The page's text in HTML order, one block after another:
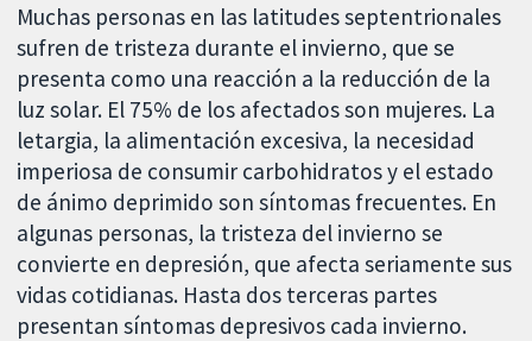
Muchas personas en las latitudes septentrionales
sufren de tristeza durante el invierno, que se
presenta como una reacción a la reducción de la
luz solar. El 75% de los afectados son mujeres. La
letargia, la alimentación excesiva, la necesidad
imperiosa de consumir carbohidratos y el estado
de ánimo deprimido son síntomas frecuentes. En
algunas personas, la tristeza del invierno se
convierte en depresión, que afecta seriamente sus
vidas cotidianas. Hasta dos terceras partes
presentan síntomas depresivos cada invierno.